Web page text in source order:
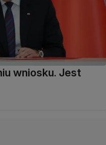
wniosku. Jest